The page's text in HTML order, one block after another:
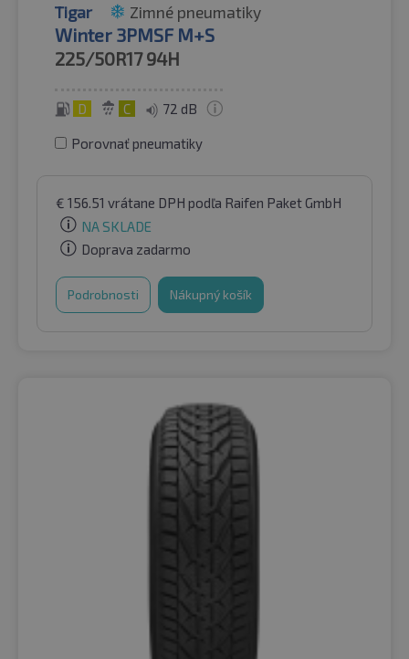
Tigar Zimné pneumatiky
Winter 3PMSF M+S
225/50R17 94H
D C 72 dB
Porovnať pneumatiky
€ 156.51 vrátane DPH podľa Raifen Paket GmbH
NA SKLADE
Doprava zadarmo
Podrobnosti Nákupný košík